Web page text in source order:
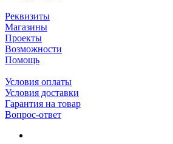
Реквизиты
Магазины
Проекты
Возможности
Помощь
Условия оплаты
Условия доставки
Гарантия на товар
Вопрос-ответ